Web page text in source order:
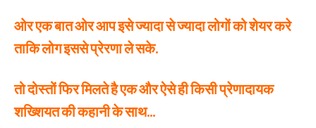
ओर एक बात ओर आप इसे ज्यादा से ज्यादा लोगों को शेयर करे
ताकि लोग इससे प्रेरणा ले सके.
तो दोस्तों फिर मिलते है एक और ऐसे ही किसी प्रेणादायक
शख्शियत की कहानी के साथ…